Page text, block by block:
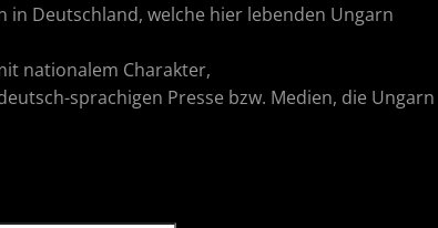
Deutschland, welche hier lebenden Ungarn
nationalem Charakter,
sprachigen Presse bzw. Medien, die Ungarn